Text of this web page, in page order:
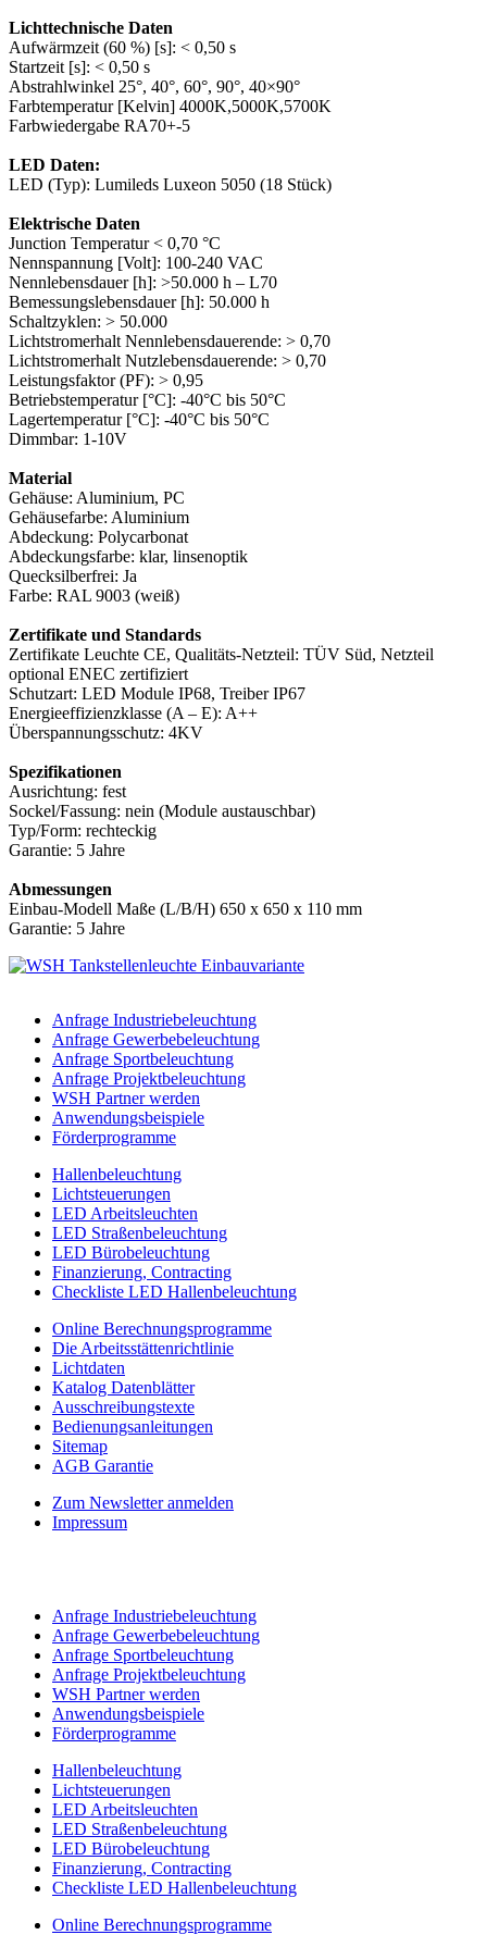
Lichttechnische Daten
Aufwärmzeit (60 %) [s]: < 0,50 s
Startzeit [s]: < 0,50 s
Abstrahlwinkel 25°, 40°, 60°, 90°, 40×90°
Farbtemperatur [Kelvin] 4000K,5000K,5700K
Farbwiedergabe RA70+-5
LED Daten:
LED (Typ): Lumileds Luxeon 5050 (18 Stück)
Elektrische Daten
Junction Temperatur < 0,70 °C
Nennspannung [Volt]: 100-240 VAC
Nennlebensdauer [h]: >50.000 h – L70
Bemessungslebensdauer [h]: 50.000 h
Schaltzyklen: > 50.000
Lichtstromerhalt Nennlebensdauerende: > 0,70
Lichtstromerhalt Nutzlebensdauerende: > 0,70
Leistungsfaktor (PF): > 0,95
Betriebstemperatur [°C]: -40°C bis 50°C
Lagertemperatur [°C]: -40°C bis 50°C
Dimmbar: 1-10V
Material
Gehäuse: Aluminium, PC
Gehäusefarbe: Aluminium
Abdeckung: Polycarbonat
Abdeckungsfarbe: klar, linsenoptik
Quecksilberfrei: Ja
Farbe: RAL 9003 (weiß)
Zertifikate und Standards
Zertifikate Leuchte CE, Qualitäts-Netzteil: TÜV Süd, Netzteil
optional ENEC zertifiziert
Schutzart: LED Module IP68, Treiber IP67
Energieeffizienzklasse (A – E): A++
Überspannungsschutz: 4KV
Spezifikationen
Ausrichtung: fest
Sockel/Fassung: nein (Module austauschbar)
Typ/Form: rechteckig
Garantie: 5 Jahre
Abmessungen
Einbau-Modell Maße (L/B/H) 650 x 650 x 110 mm
Garantie: 5 Jahre
Anfrage Industriebeleuchtung
Anfrage Gewerbebeleuchtung
Anfrage Sportbeleuchtung
Anfrage Projektbeleuchtung
WSH Partner werden
Anwendungsbeispiele
Förderprogramme
Hallenbeleuchtung
Lichtsteuerungen
LED Arbeitsleuchten
LED Straßenbeleuchtung
LED Bürobeleuchtung
Finanzierung, Contracting
Checkliste LED Hallenbeleuchtung
Online Berechnungsprogramme
Die Arbeitsstättenrichtlinie
Lichtdaten
Katalog Datenblätter
Ausschreibungstexte
Bedienungsanleitungen
Sitemap
AGB Garantie
Zum Newsletter anmelden
Impressum
Anfrage Industriebeleuchtung
Anfrage Gewerbebeleuchtung
Anfrage Sportbeleuchtung
Anfrage Projektbeleuchtung
WSH Partner werden
Anwendungsbeispiele
Förderprogramme
Hallenbeleuchtung
Lichtsteuerungen
LED Arbeitsleuchten
LED Straßenbeleuchtung
LED Bürobeleuchtung
Finanzierung, Contracting
Checkliste LED Hallenbeleuchtung
Online Berechnungsprogramme